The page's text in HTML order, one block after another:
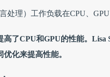
处理）工作负载在CPU、
高了CPU和GPU的性能。
化来提高性能。